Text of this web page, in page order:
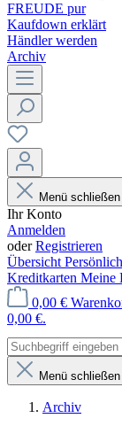
FREUDE pur
Kaufdown erklärt
Händler werden
Archiv
Menü schließen
Ihr Konto
Anmelden
oderRegistrieren
Übersicht
Kreditkarten Meine
0,00 €
0,00 €.
Menü schließen
Archiv